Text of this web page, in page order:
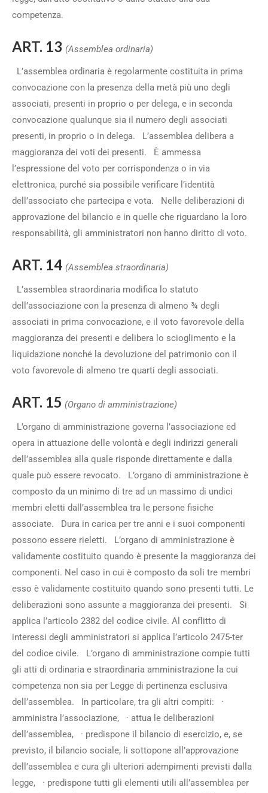
competenza.
ART. 13 (Assemblea ordinaria)
L’assemblea ordinaria è regolarmente costituita in prima
convocazione con la presenza della metà più uno degli
associati, presenti in proprio o per delega, e in seconda
convocazione qualunque sia il numero degli associati
presenti, in proprio o in delega. L’assemblea delibera a
maggioranza dei voti dei presenti. È ammessa
l’espressione del voto per corrispondenza o in via
elettronica, purché sia possibile verificare l’identità
dell’associato che partecipa e vota. Nelle deliberazioni di
approvazione del bilancio e in quelle che riguardano la loro
responsabilità, gli amministratori non hanno diritto di voto.
ART. 14 (Assemblea straordinaria)
L’assemblea straordinaria modifica lo statuto
dell’associazione con la presenza di almeno ¾ degli
associati in prima convocazione, e il voto favorevole della
maggioranza dei presenti e delibera lo scioglimento e la
liquidazione nonché la devoluzione del patrimonio con il
voto favorevole di almeno tre quarti degli associati.
ART. 15 (Organo di amministrazione)
L’organo di amministrazione governa l’associazione ed
opera in attuazione delle volontà e degli indirizzi generali
dell’assemblea alla quale risponde direttamente e dalla
quale può essere revocato. L’organo di amministrazione è
composto da un minimo di tre ad un massimo di undici
membri eletti dall’assemblea tra le persone fisiche
associate. Dura in carica per tre anni e i suoi componenti
possono essere rieletti. L’organo di amministrazione è
validamente costituito quando è presente la maggioranza dei
componenti. Nel caso in cui è composto da soli tre membri
esso è validamente costituito quando sono presenti tutti. Le
deliberazioni sono assunte a maggioranza dei presenti. Si
applica l’articolo 2382 del codice civile. Al conflitto di
interessi degli amministratori si applica l’articolo 2475-ter
del codice civile. L’organo di amministrazione compie tutti
gli atti di ordinaria e straordinaria amministrazione la cui
competenza non sia per Legge di pertinenza esclusiva
dell’assemblea. In particolare, tra gli altri compiti: ·
amministra l’associazione, · attua le deliberazioni
dell’assemblea, · predispone il bilancio di esercizio, e, se
previsto, il bilancio sociale, li sottopone all’approvazione
dell’assemblea e cura gli ulteriori adempimenti previsti dalla
legge, · predispone tutti gli elementi utili all’assemblea per